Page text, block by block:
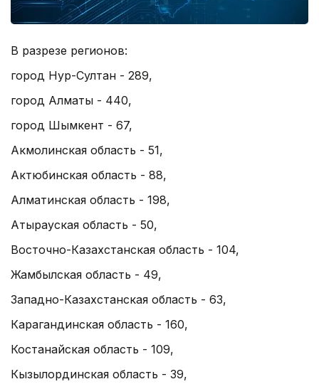
В разрезе регионов:
город Нур-Султан - 289,
город Алматы - 440,
город Шымкент - 67,
Акмолинская область - 51,
Актюбинская область - 88,
Алматинская область - 198,
Атырауская область - 50,
Восточно-Казахстанская область - 104,
Жамбылская область - 49,
Западно-Казахстанская область - 63,
Карагандинская область - 160,
Костанайская область - 109,
Кызылординская область - 39,